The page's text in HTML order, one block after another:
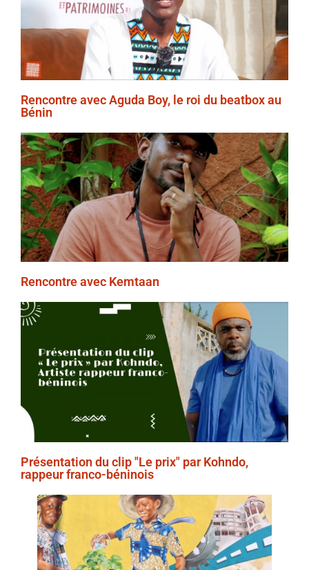
Rencontre avec Aguda Boy, le roi du beatbox au
Bénin
Rencontre avec Kemtaan
Présentation du clip "Le prix" par Kohndo,
rappeur franco-béninois